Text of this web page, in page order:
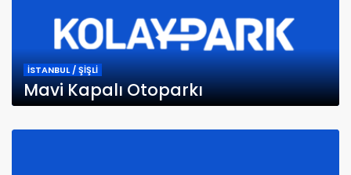
İSTANBUL / ŞİŞLİ
Mavi Kapalı Otoparkı